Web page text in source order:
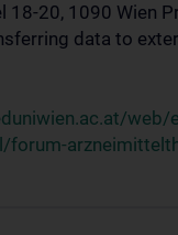
18-20, 1090 Wien
data to
web/
forum-